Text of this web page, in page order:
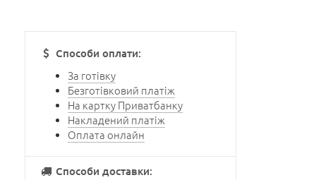
Способи оплати:
За готівку
Безготівковий платіж
На картку Приватбанку
Накладений платіж
Оплата онлайн
Способи доставки: